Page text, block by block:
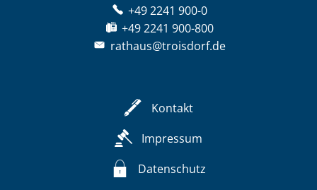
+49 2241 900-0
+49 2241 900-800
rathaus@troisdorf.de
Kontakt
Impressum
Datenschutz